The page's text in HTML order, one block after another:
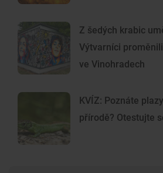
Z šedých krabic
Výtvarníci
ve Vinohradech
KVÍZ: Poznáte
přírodě? Otestujte